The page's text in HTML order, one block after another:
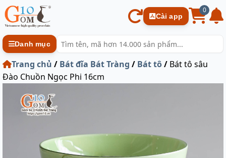
Cài app
0
Danh mục
Trang chủ / Bát đĩa Bát Tràng / Bát tô/ Bát tô sâu
Đào Chuồn Ngọc Phi 16cm